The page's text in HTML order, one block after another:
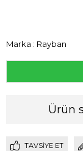
Marka : Rayban
Ürün
TAVSIYE ET